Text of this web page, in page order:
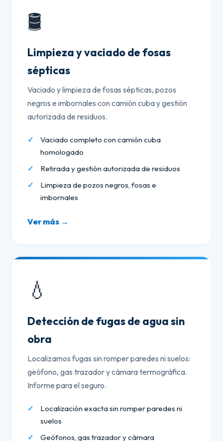
🛢️
Limpieza y vaciado de fosas
sépticas
Vaciado y limpieza de fosas sépticas, pozos
negros e imbornales con camión cuba y gestión
autorizada de residuos.
Vaciado completo con camión cuba
homologado
Retirada y gestión autorizada de residuos
Limpieza de pozos negros, fosas e
imbornales
Ver más →
💧
Detección de fugas de agua sin
obra
Localizamos fugas sin romper paredes ni suelos:
geófono, gas trazador y cámara termográfica.
Informe para el seguro.
Localización exacta sin romper paredes ni
suelos
Geófonos, gas trazador y cámara